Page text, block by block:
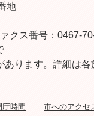
地
クス番号：0467-
あります。詳細は
時間 市へのアクセ